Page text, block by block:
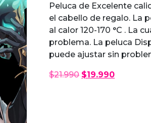
$21.990 El
$19.990El
Peluca de Excelente
el cabello de regalo. La
al calor 120-170 °C . La
problema. La peluca
puede ajustar sin